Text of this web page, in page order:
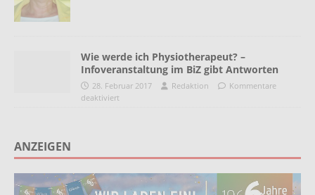
Wie werde ich Physiotherapeut? –
Infoveranstaltung im BiZ gibt Antworten
28. Februar 2017 Redaktion
Kommentare
deaktiviert
ANZEIGEN